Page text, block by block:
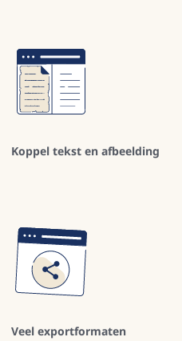
Koppel tekst en afbeelding
Veel exportformaten